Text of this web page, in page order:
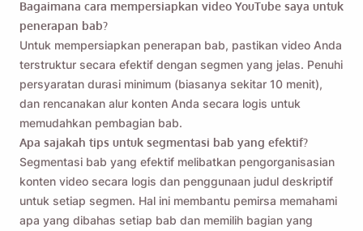
Bagaimana cara mempersiapkan video YouTube saya untuk
penerapan bab?
Untuk mempersiapkan penerapan bab, pastikan video Anda
terstruktur secara efektif dengan segmen yang jelas. Penuhi
persyaratan durasi minimum (biasanya sekitar 10 menit),
dan rencanakan alur konten Anda secara logis untuk
memudahkan pembagian bab.
Apa sajakah tips untuk segmentasi bab yang efektif?
Segmentasi bab yang efektif melibatkan pengorganisasian
konten video secara logis dan penggunaan judul deskriptif
untuk setiap segmen. Hal ini membantu pemirsa memahami
apa yang dibahas setiap bab dan memilih bagian yang